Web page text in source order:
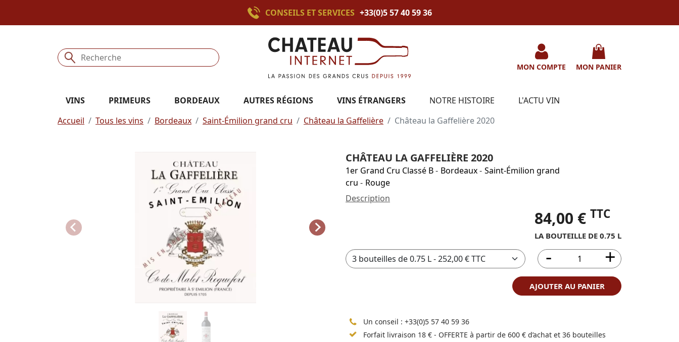
CONSEILS ET SERVICES +33(0)5 57 40 59 36
MON COMPTE MON PANIER
VINS PRIMEURS BORDEAUX AUTRES RÉGIONS VINS ÉTRANGERS NOTRE HISTOIRE
L'ACTU VIN
Accueil
Tous les vins Bordeaux Saint-Émilion grand cru Château la Gaffelière Château la Gaffelière 2020
CHÂTEAU LA GAFFELIÈRE 2020
1er Grand Cru Classé B- Bordeaux- Saint-Émilion grand
cru - Rouge
Description
84,00 € TTC
LA BOUTEILLE DE 0.75 L
AJOUTER AU PANIER
Un conseil : +33(0)5 57 40 59 36
Forfait livraison 18 € - OFFERTE à partir de 600 € d’achat et 36 bouteilles